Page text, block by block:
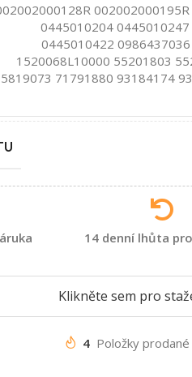
0445010204
0445010422
1520068L10000 55201803
5819073 71791880 93184174
14 denní lhůta
Klikněte sem pro
4 Položky